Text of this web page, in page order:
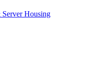
Housing